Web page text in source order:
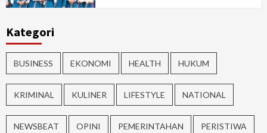
Kategori
BUSINESS EKONOMI HEALTH HUKUM
KRIMINAL KULINER LIFESTYLE NATIONAL
NEWSBEAT OPINI PEMERINTAHAN PERISTIWA